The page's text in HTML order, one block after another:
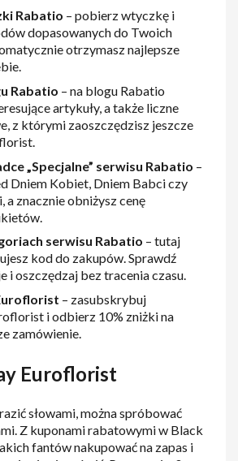
Rabatio – pobierz wtyczkę i
dopasowanych do Twoich
otrzymasz najlepsze
Rabatio – na blogu Rabatio
artykuły, a także liczne
z którymi zaoszczędzisz jeszcze
„Specjalne” serwisu Rabatio –
Dniem Kobiet, Dniem Babci czy
a znacznie obniżysz cenę
serwisu Rabatio – tutaj
kod do zakupów. Sprawdź
i oszczędzaj bez tracenia czasu.
– zasubskrybuj
i odbierz 10% zniżki na
zamówienie.
Euroflorist
słowami, można spróbować
Z kuponami rabatowymi w Black
fantów nakupować na zapas i